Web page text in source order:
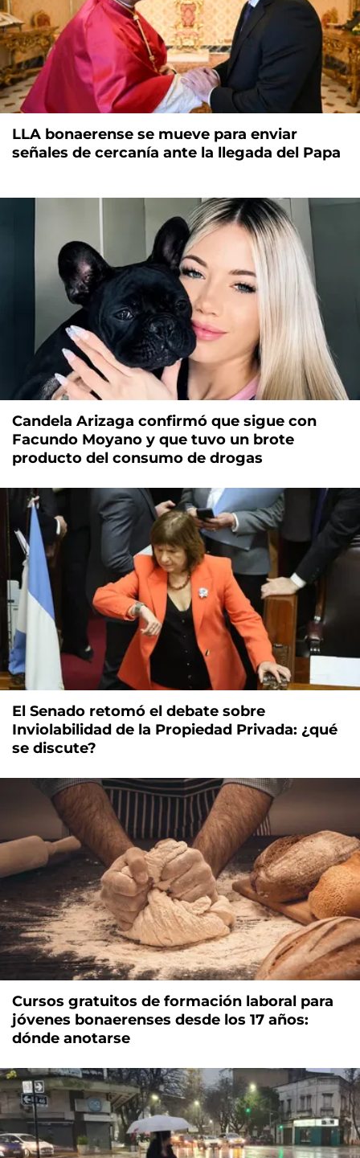
LLA bonaerense se mueve para enviar
señales de cercanía ante la llegada del Papa
Candela Arizaga confirmó que sigue con
Facundo Moyano y que tuvo un brote
producto del consumo de drogas
El Senado retomó el debate sobre
Inviolabilidad de la Propiedad Privada: ¿qué
se discute?
Cursos gratuitos de formación laboral para
jóvenes bonaerenses desde los 17 años:
dónde anotarse